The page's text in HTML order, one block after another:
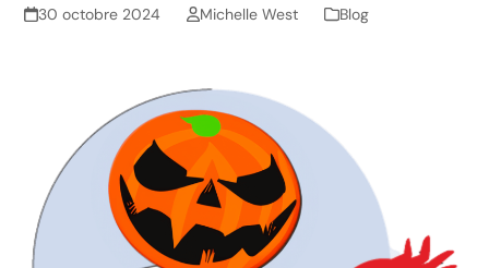
30 octobre 2024 Michelle West Blog